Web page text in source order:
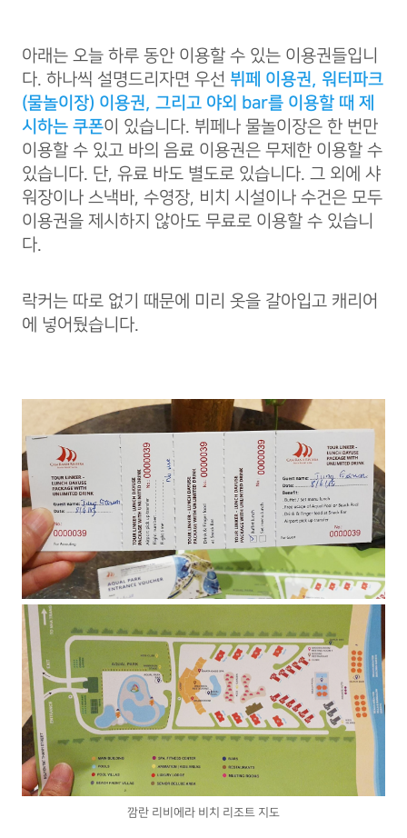
아래는 오늘 하루 동안 이용할 수 있는 이용권들입니
다. 하나씩 설명드리자면 우선 뷔페 이용권, 워터파크
(물놀이장) 이용권, 그리고 야외 bar를 이용할 때 제
시하는 쿠폰이 있습니다. 뷔페나 물놀이장은 한 번만
이용할 수 있고 바의 음료 이용권은 무제한 이용할 수
있습니다. 단, 유료 바도 별도로 있습니다. 그 외에 샤
워장이나 스낵바, 수영장, 비치 시설이나 수건은 모두
이용권을 제시하지 않아도 무료로 이용할 수 있습니
다.
락커는 따로 없기 때문에 미리 옷을 갈아입고 캐리어
에 넣어뒀습니다.
깜란 리비에라 비치 리조트 지도